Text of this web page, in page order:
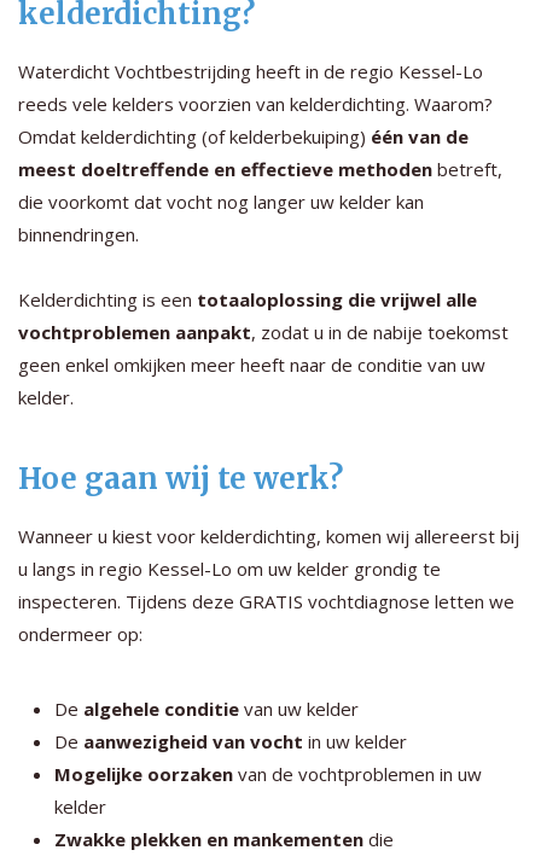
kelderdichting?
Waterdicht Vochtbestrijding heeft in de regio Kessel-Lo
reeds vele kelders voorzien van kelderdichting. Waarom?
Omdat kelderdichting (of kelderbekuiping) één van de
meest doeltreffende en effectieve methoden betreft,
die voorkomt dat vocht nog langer uw kelder kan
binnendringen.
Kelderdichting is een totaaloplossing die vrijwel alle
vochtproblemen aanpakt, zodat u in de nabije toekomst
geen enkel omkijken meer heeft naar de conditie van uw
kelder.
Hoe gaan wij te werk?
Wanneer u kiest voor kelderdichting, komen wij allereerst bij
u langs in regio Kessel-Lo om uw kelder grondig te
inspecteren. Tijdens deze GRATIS vochtdiagnose letten we
ondermeer op:
De algehele conditie van uw kelder
De aanwezigheid van vocht in uw kelder
Mogelijke oorzaken van de vochtproblemen in uw
kelder
Zwakke plekken en mankementen die